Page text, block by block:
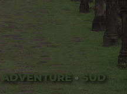
ADVENTURE • SUD